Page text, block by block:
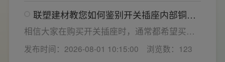
关键。联塑建材总结专业选购“七看”技巧，帮大
家精准避坑，挑选安全耐用的开关插座产品。
联塑建材教您如何鉴别开关插座内部铜片
质量
相信大家在购买开关插座时，通常都希望买到
一款寿命长，质量好的产品，那么对于开关插
座而言，其里面的铜片好坏就直接决定了它的
发布时间：2026-08-01 10:15:00 浏览数：123